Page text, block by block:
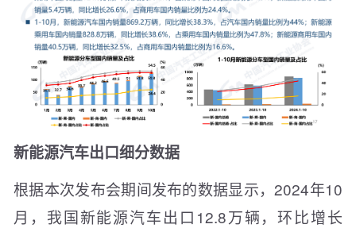
新能源汽车出口细分数据
根据本次发布会期间发布的数据显示，2024年10
月，我国新能源汽车出口12.8万辆，环比增长